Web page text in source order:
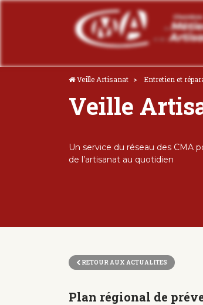
Veille Artisanat Entretien et
Veille
Un service du réseau des CMA
de l’artisanat au quotidien
RETOUR AUX ACTUALITES
Plan régional de